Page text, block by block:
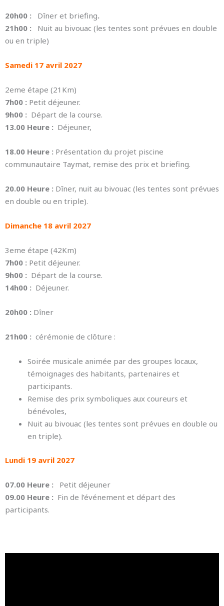
20h00 : Dîner et briefing.
21h00 : Nuit au bivouac (les tentes sont prévues en double
ou en triple)
Samedi 17 avril 2027
2eme étape (21Km)
7h00 : Petit déjeuner.
9h00 : Départ de la course.
13.00 Heure : Déjeuner,
18.00 Heure : Présentation du projet piscine
communautaire Taymat, remise des prix et briefing.
20.00 Heure : Dîner, nuit au bivouac (les tentes sont prévues
en double ou en triple).
Dimanche 18 avril 2027
3eme étape (42Km)
7h00 : Petit déjeuner.
9h00 : Départ de la course.
14h00 : Déjeuner.
20h00 : Dîner
21h00 : cérémonie de clôture :
Soirée musicale animée par des groupes locaux,
témoignages des habitants, partenaires et
participants.
Remise des prix symboliques aux coureurs et
bénévoles,
Nuit au bivouac (les tentes sont prévues en double ou
en triple).
Lundi 19 avril 2027
07.00 Heure : Petit déjeuner
09.00 Heure : Fin de l’événement et départ des
participants.